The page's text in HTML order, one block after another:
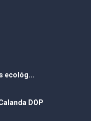
ecológ...
DOP